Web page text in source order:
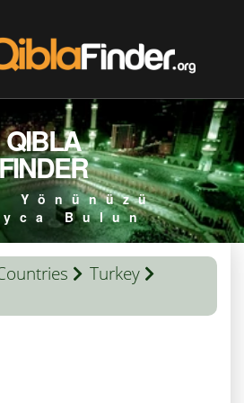
QIBLA
Yönünüzü
Bulun
Turkey